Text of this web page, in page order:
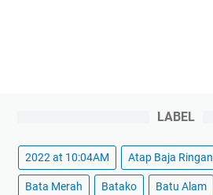
LABEL
2022 at 10:04AM Atap Baja Ringan
Bata Merah Batako Batu Alam